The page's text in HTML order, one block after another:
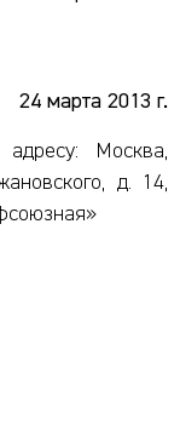
24 марта 2013 г.
Москва,
д. 14,